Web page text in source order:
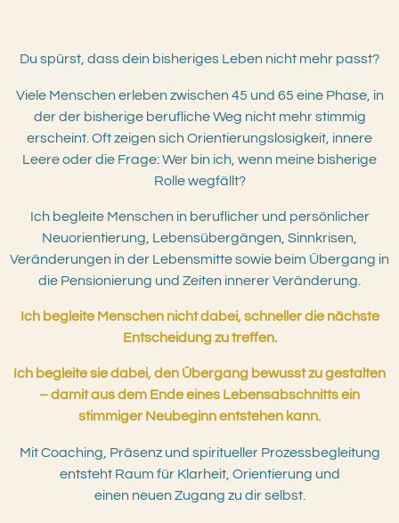
Du spürst, dass dein bisheriges Leben nicht mehr passt?
Viele Menschen erleben zwischen 45 und 65 eine Phase, in
der der bisherige berufliche Weg nicht mehr stimmig
erscheint. Oft zeigen sich Orientierungslosigkeit, innere
Leere oder die Frage: Wer bin ich, wenn meine bisherige
Rolle wegfällt?
Ich begleite Menschen in beruflicher und persönlicher
Neuorientierung, Lebensübergängen, Sinnkrisen,
Veränderungen in der Lebensmitte sowie beim Übergang in
die Pensionierung und Zeiten innerer Veränderung.
Ich begleite Menschen nicht dabei, schneller die nächste
Entscheidung zu treffen.
Ich begleite sie dabei, den Übergang bewusst zu gestalten
– damit aus dem Ende eines Lebensabschnitts ein
stimmiger Neubeginn entstehen kann.
Mit Coaching, Präsenz und spiritueller Prozessbegleitung
entsteht Raum für Klarheit, Orientierung und
einen neuen Zugang zu dir selbst.